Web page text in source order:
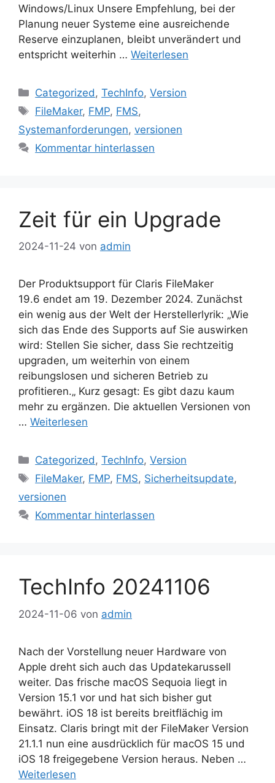
Windows/Linux Unsere Empfehlung, bei der
Planung neuer Systeme eine ausreichende
Reserve einzuplanen, bleibt unverändert und
entspricht weiterhin … Weiterlesen
Kategorien
Categorized ,TechInfo,Version
Schlagwörter
FileMaker, FMP, FMS,
Systemanforderungen, versionen
Kommentar hinterlassen
Zeit für ein Upgrade
2024-11-24 von admin
Der Produktsupport für Claris FileMaker
19.6 endet am 19. Dezember 2024. Zunächst
ein wenig aus der Welt der Herstellerlyrik: „Wie
sich das Ende des Supports auf Sie auswirken
wird: Stellen Sie sicher, dass Sie rechtzeitig
upgraden, um weiterhin von einem
reibungslosen und sicheren Betrieb zu
profitieren.„ Kurz gesagt: Es gibt dazu kaum
mehr zu ergänzen. Die aktuellen Versionen von
… Weiterlesen
Kategorien
Categorized,TechInfo,Version
Schlagwörter
FileMaker, FMP, FMS, Sicherheitsupdate,
versionen
Kommentar hinterlassen
TechInfo 20241106
2024-11-06 von admin
Nach der Vorstellung neuer Hardware von
Apple dreht sich auch das Updatekarussell
weiter. Das frische macOS Sequoia liegt in
Version 15.1 vor und hat sich bisher gut
bewährt. iOS 18 ist bereits breitflächig im
Einsatz. Claris bringt mit der FileMaker Version
21.1.1 nun eine ausdrücklich für macOS 15 und
iOS 18 freigegebene Version heraus. Neben …
Weiterlesen